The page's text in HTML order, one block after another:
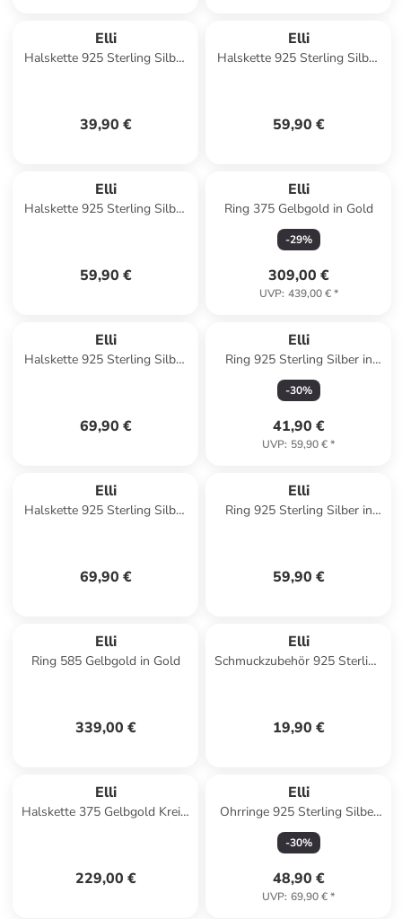
Elli
Halskette 925 Sterling Silber
39,90 €
Elli
Halskette 925 Sterling Silber
59,90 €
Elli
Halskette 925 Sterling Silber
59,90 €
Elli
Ring 375 Gelbgold in Gold
-29%
309,00 €
UVP: 439,00 €*
Elli
Halskette 925 Sterling Silber
69,90 €
Elli
Ring 925 Sterling Silber in
Silber
-30%
41,90 €
UVP: 59,90 €*
Elli
Halskette 925 Sterling Silber
69,90 €
Elli
Ring 925 Sterling Silber in
59,90 €
Elli
Ring 585 Gelbgold in Gold
339,00 €
Elli
Schmuckzubehör 925 Sterling
19,90 €
Elli
Halskette 375 Gelbgold Kreis,
229,00 €
Elli
Ohrringe 925 Sterling Silber
Herz in Blau
-30%
48,90 €
UVP: 69,90 €*